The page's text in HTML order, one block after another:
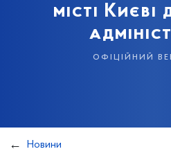
місті
офіційний
Новини